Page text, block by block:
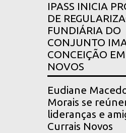
IPASS INICIA
DE
FUNDIÁRIA DO
CONJUNTO
CONCEIÇÃO
NOVOS
Eudiane
Morais se
lideranças e
Currais Novos